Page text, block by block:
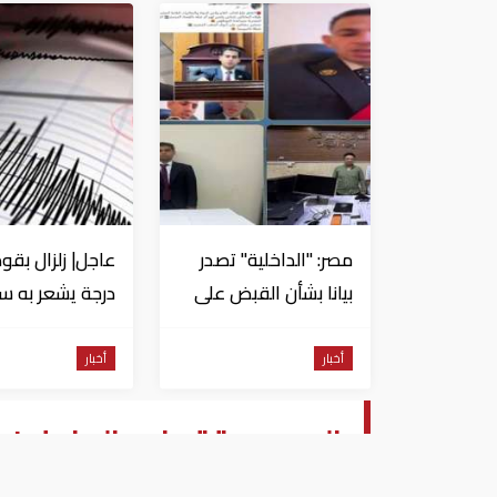
مصر: "الداخلية" تصدر
بيانا بشأن القبض على
للاستيلاء على
أخبار
من السويس
أخبار